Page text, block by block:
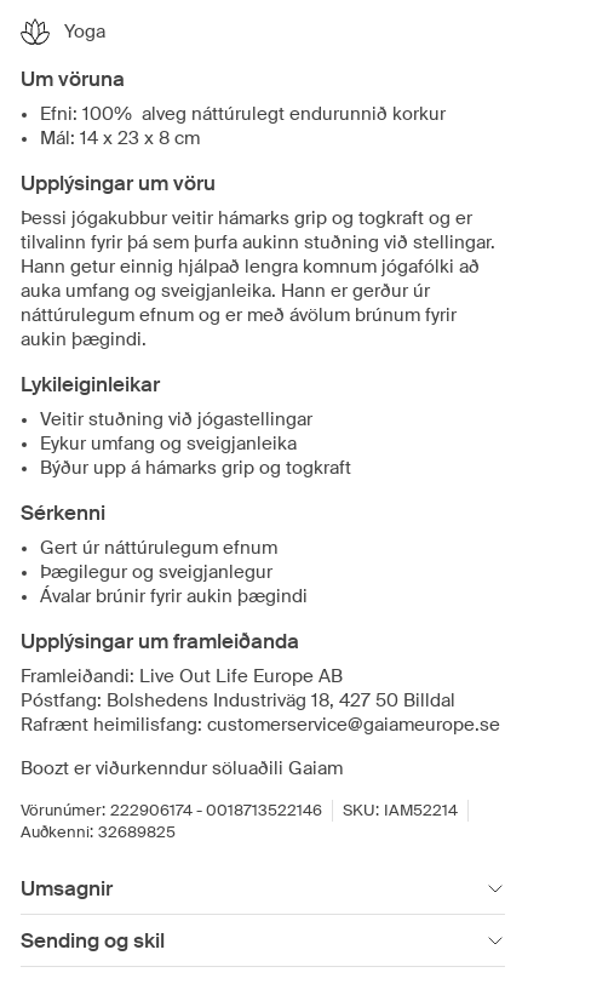
Yoga
Um vöruna
Efni: 100% alveg náttúrulegt endurunnið korkur
Mál: 14 x 23 x 8 cm
Upplýsingar um vöru
Þessi jógakubbur veitir hámarks grip og togkraft og er
tilvalinn fyrir þá sem þurfa aukinn stuðning við stellingar.
Hann getur einnig hjálpað lengra komnum jógafólki að
auka umfang og sveigjanleika. Hann er gerður úr
náttúrulegum efnum og er með ávölum brúnum fyrir
aukin þægindi.
Lykileiginleikar
Veitir stuðning við jógastellingar
Eykur umfang og sveigjanleika
Býður upp á hámarks grip og togkraft
Sérkenni
Gert úr náttúrulegum efnum
Þægilegur og sveigjanlegur
Ávalar brúnir fyrir aukin þægindi
Upplýsingar um framleiðanda
Framleiðandi: Live Out Life Europe AB
Póstfang: Bolshedens Industriväg 18, 427 50 Billdal
Rafrænt heimilisfang: customerservice@gaiameurope.se
Boozt er viðurkenndur söluaðili Gaiam
Vörunúmer: 222906174 - 0018713522146 SKU: IAM52214
Auðkenni: 32689825
Umsagnir
Sending og skil